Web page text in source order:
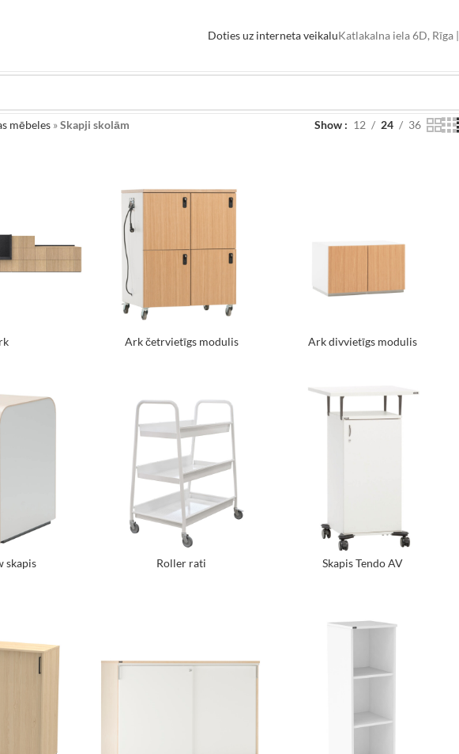
Doties uz interneta veikaluKatlakalna iela 6D, Rīga |
mēbeles»Skapji skolām Show 12 24 36
Ark četrvietīgs modulis Ark divvietīgs modulis
skapis Roller rati Skapis Tendo AV